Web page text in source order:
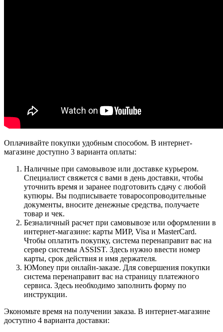
Оплачивайте покупки удобным способом. В интернет-
магазине доступно 3 варианта оплаты:
Наличные при самовывозе или доставке курьером.
Специалист свяжется с вами в день доставки, чтобы
уточнить время и заранее подготовить сдачу с любой
купюры. Вы подписываете товаросопроводительные
документы, вносите денежные средства, получаете
товар и чек.
Безналичный расчет при самовывозе или оформлении в
интернет-магазине: карты МИР, Visa и MasterCard.
Чтобы оплатить покупку, система перенаправит вас на
сервер системы ASSIST. Здесь нужно ввести номер
карты, срок действия и имя держателя.
ЮMoney при онлайн-заказе. Для совершения покупки
система перенаправит вас на страницу платежного
сервиса. Здесь необходимо заполнить форму по
инструкции.
Экономьте время на получении заказа. В интернет-магазине
доступно 4 варианта доставки: